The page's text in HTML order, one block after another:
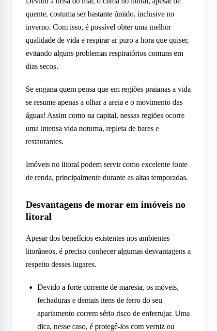
quente, costuma ser bastante úmido, inclusive no
inverno. Com isso, é possível obter uma melhor
qualidade de vida e respirar ar puro a hora que quiser,
evitando alguns problemas respiratórios comuns em
dias secos.
Se engana quem pensa que em regiões praianas a vida
se resume apenas a olhar a areia e o movimento das
águas! Assim como na capital, nessas regiões ocorre
uma intensa vida noturna, repleta de bares e
restaurantes.
Imóveis no litoral podem servir como excelente fonte
de renda, principalmente durante as altas temporadas.
Desvantagens de morar em imóveis no
litoral
Apesar dos benefícios existentes nos ambientes
litorâneos, é preciso conhecer algumas desvantagens a
respeito desses lugares.
Devido a forte corrente de maresia, os móveis,
fechaduras e demais itens de ferro do seu
apartamento correm sério risco de enferrujar. Uma
dica, nesse caso, é protegê-los com verniz ou